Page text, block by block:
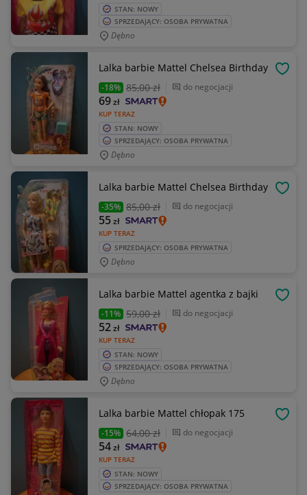
STAN: NOWY
SPRZEDAJĄCY: OSOBA PRYWATNA
Dębno
Lalka barbie Mattel Chelsea Birthday
-18% 85,00 zł do negocjacji
KUP TERAZ
69zł
STAN: NOWY
SPRZEDAJĄCY: OSOBA PRYWATNA
Dębno
Lalka barbie Mattel Chelsea Birthday
-35% 85,00 zł do negocjacji
KUP TERAZ
55zł
SPRZEDAJĄCY: OSOBA PRYWATNA
Dębno
Lalka barbie Mattel agentka z bajki
-11% 59,00 zł do negocjacji
KUP TERAZ
52zł
STAN: NOWY
SPRZEDAJĄCY: OSOBA PRYWATNA
Dębno
Lalka barbie Mattel chłopak 175
-15% 64,00 zł do negocjacji
KUP TERAZ
54zł
STAN: NOWY
SPRZEDAJĄCY: OSOBA PRYWATNA